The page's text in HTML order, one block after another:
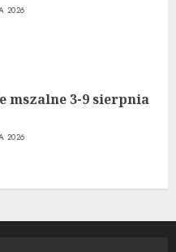
2026
mszalne 3-9 sierpnia
2026